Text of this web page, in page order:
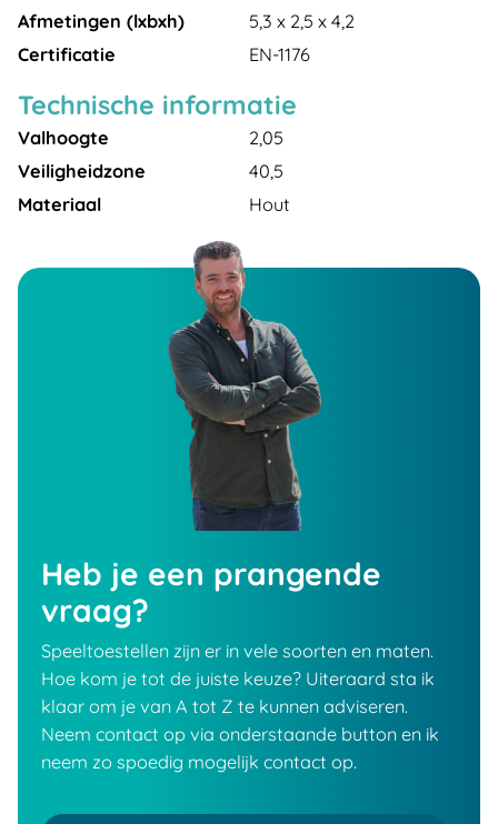
Afmetingen (lxbxh)
5,3 x 2,5 x 4,2
Certificatie
EN-1176
Technische informatie
Valhoogte
2,05
Veiligheidzone
40,5
Materiaal
Hout
Heb je een prangende
vraag?
Speeltoestellen zijn er in vele soorten en maten.
Hoe kom je tot de juiste keuze? Uiteraard sta ik
klaar om je van A tot Z te kunnen adviseren.
Neem contact op via onderstaande button en ik
neem zo spoedig mogelijk contact op.